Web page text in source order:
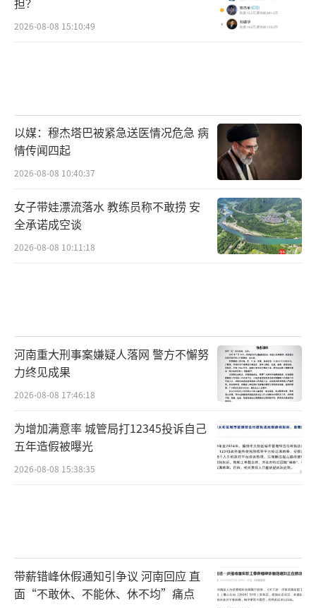
2026-08-08 15:10:49
以媒：穆杰塔巴被紧急送医情况危急 病
情传闻四起
2026-08-08 10:40:37
女子带娃漂流落水 教练员称不敢捞 安
全承诺成空谈
2026-08-08 10:11:18
河南重大刑事案嫌疑人落网 警方不懈努
力终见成果
2026-08-08 17:46:18
为增加满意率 城管局打12345投诉自己
五年造假被曝光
2026-08-08 15:38:35
带薪错峰休假通知引争议 河南回应 直
面“不敢休、不能休、休不均”痛点